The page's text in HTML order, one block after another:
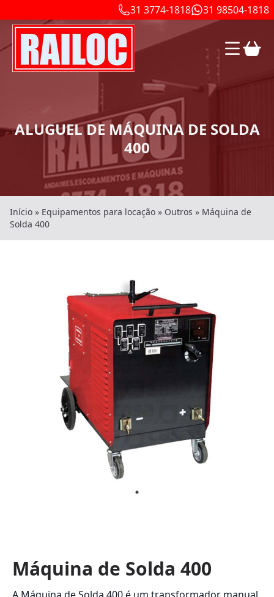
31 3774-1818 31 98504-1818
ALUGUEL DE MÁQUINA DE SOLDA
400
Início » Equipamentos para locação » Outros » Máquina de
Solda 400
Máquina de Solda 400